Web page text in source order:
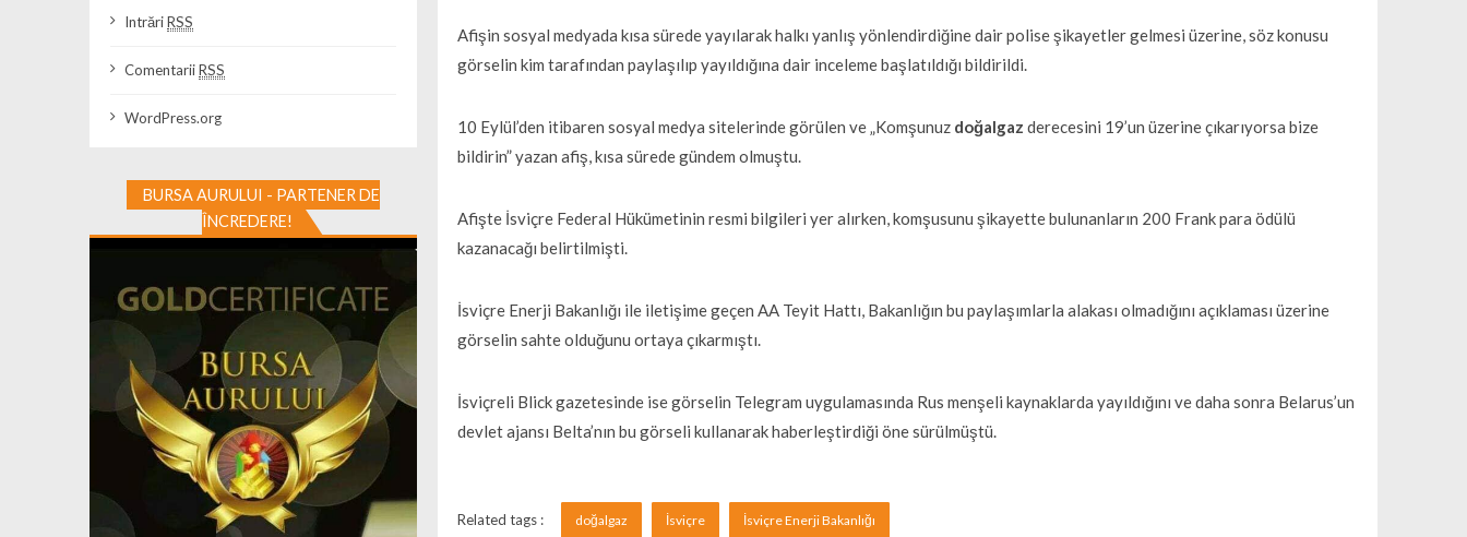
Afişin sosyal medyada kısa sürede yayılarak halkı yanlış yönlendirdiğine dair polise şikayetler gelmesi üzerine, söz konusu
görselin kim tarafından paylaşılıp yayıldığına dair inceleme başlatıldığı bildirildi.
10 Eylül’den itibaren sosyal medya sitelerinde görülen ve „Komşunuz doğalgaz derecesini 19’un üzerine çıkarıyorsa bize
bildirin” yazan afiş, kısa sürede gündem olmuştu.
Afişte İsviçre Federal Hükümetinin resmi bilgileri yer alırken, komşusunu şikayette bulunanların 200 Frank para ödülü
kazanacağı belirtilmişti.
İsviçre Enerji Bakanlığı ile iletişime geçen AA Teyit Hattı, Bakanlığın bu paylaşımlarla alakası olmadığını açıklaması üzerine
görselin sahte olduğunu ortaya çıkarmıştı.
İsviçreli Blick gazetesinde ise görselin Telegram uygulamasında Rus menşeli kaynaklarda yayıldığını ve daha sonra Belarus’un
devlet ajansı Belta’nın bu görseli kullanarak haberleştirdiği öne sürülmüştü.
Related tags : doğalgaz İsviçre İsviçre Enerji Bakanlığı
IntrăriRSS
ComentariiRSS
WordPress.org
BURSA AURULUI - PARTENER DE
ÎNCREDERE!